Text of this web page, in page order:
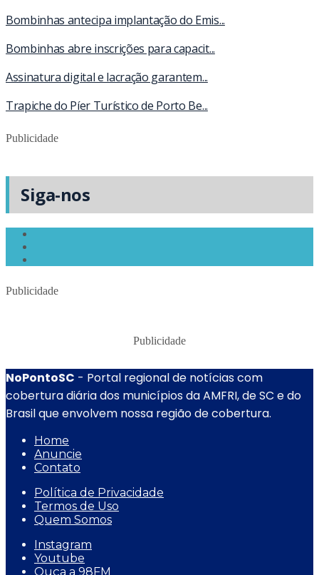
Bombinhas antecipa implantação do Emis...
Bombinhas abre inscrições para capacit...
Assinatura digital e lacração garantem...
Trapiche do Píer Turístico de Porto Be...
Publicidade
Siga-nos
Publicidade
Publicidade
NoPontoSC - Portal regional de notícias com
cobertura diária dos municípios da AMFRI, de SC e do
Brasil que envolvem nossa região de cobertura.
Home
Anuncie
Contato
Política de Privacidade
Termos de Uso
Quem Somos
Instagram
Youtube
Ouça a 98FM